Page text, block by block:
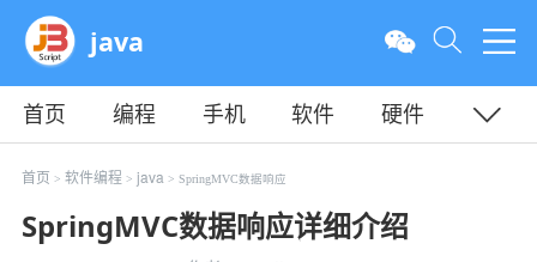
java
首页 编程 手机 软件
硬件
教程
平面 服务器
首页 > 软件编程 > java> SpringMVC数据响应
SpringMVC数据响应详细介绍